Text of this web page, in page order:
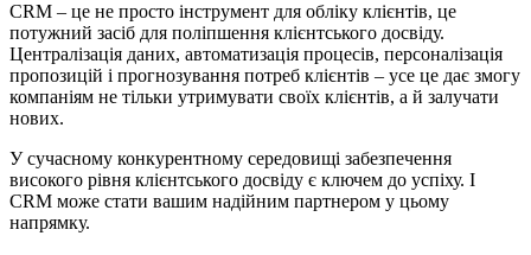
CRM – це не просто інструмент для обліку клієнтів, це
потужний засіб для поліпшення клієнтського досвіду.
Централізація даних, автоматизація процесів, персоналізація
пропозицій і прогнозування потреб клієнтів – усе це дає змогу
компаніям не тільки утримувати своїх клієнтів, а й залучати
нових.
У сучасному конкурентному середовищі забезпечення
високого рівня клієнтського досвіду є ключем до успіху. І
CRM може стати вашим надійним партнером у цьому
напрямку.